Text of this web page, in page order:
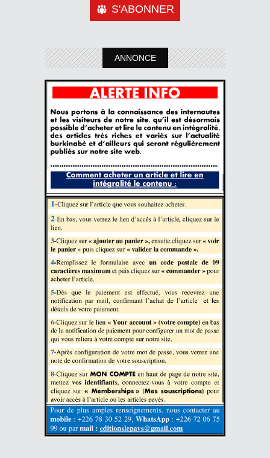
S'ABONNER
ANNONCE